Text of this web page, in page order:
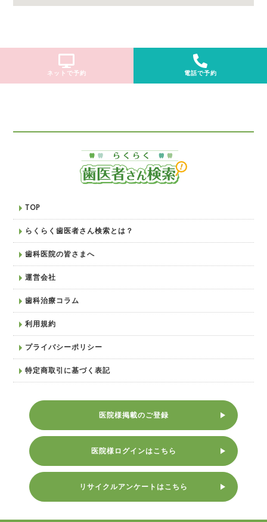
ネットで予約 電話で予約
TOP
らくらく歯医者さん検索とは？
歯科医院の皆さまへ
運営会社
歯科治療コラム
利用規約
プライバシーポリシー
特定商取引に基づく表記
医院様掲載のご登録
医院様ログインはこちら
リサイクルアンケートはこちら